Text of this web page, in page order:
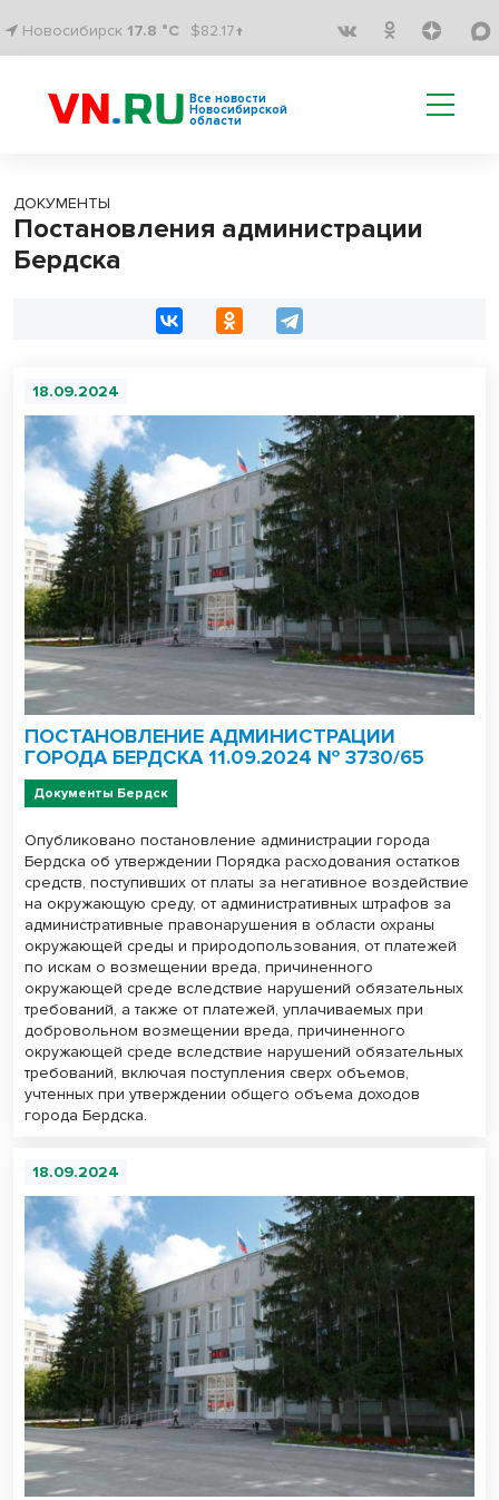
Новосибирск 17.8 °C $82.17↑
Все новости
Новосибирской
области
ДОКУМЕНТЫ
Постановления администрации
Бердска
18.09.2024
ПОСТАНОВЛЕНИЕ АДМИНИСТРАЦИИ
ГОРОДА БЕРДСКА 11.09.2024 № 3730/65
Документы Бердск
Опубликовано постановление администрации города
Бердска об утверждении Порядка расходования остатков
средств, поступивших от платы за негативное воздействие
на окружающую среду, от административных штрафов за
административные правонарушения в области охраны
окружающей среды и природопользования, от платежей
по искам о возмещении вреда, причиненного
окружающей среде вследствие нарушений обязательных
требований, а также от платежей, уплачиваемых при
добровольном возмещении вреда, причиненного
окружающей среде вследствие нарушений обязательных
требований, включая поступления сверх объемов,
учтенных при утверждении общего объема доходов
города Бердска.
18.09.2024